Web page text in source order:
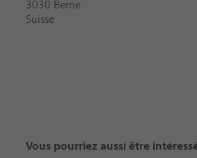
3030 Berne
Suisse
Vous pourriez aussi être